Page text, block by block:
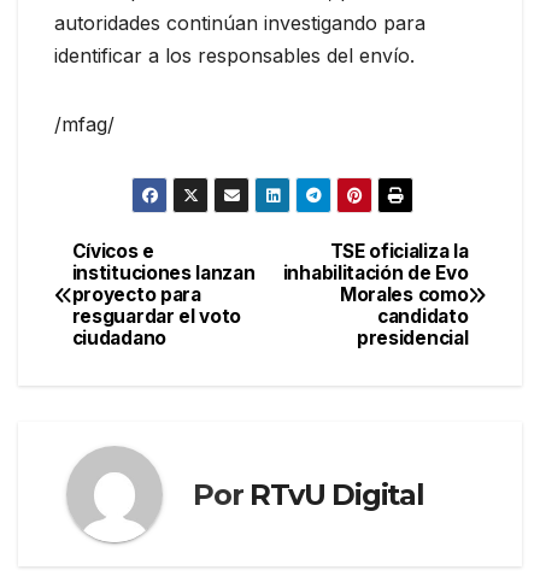
autoridades continúan investigando para
identificar a los responsables del envío.
/mfag/
Navegación
de
TSE oficializa la
inhabilitación de Evo
Morales como
candidato
presidencial
Cívicos e
instituciones lanzan
proyecto para
resguardar el voto
ciudadano
Por RTvU Digital